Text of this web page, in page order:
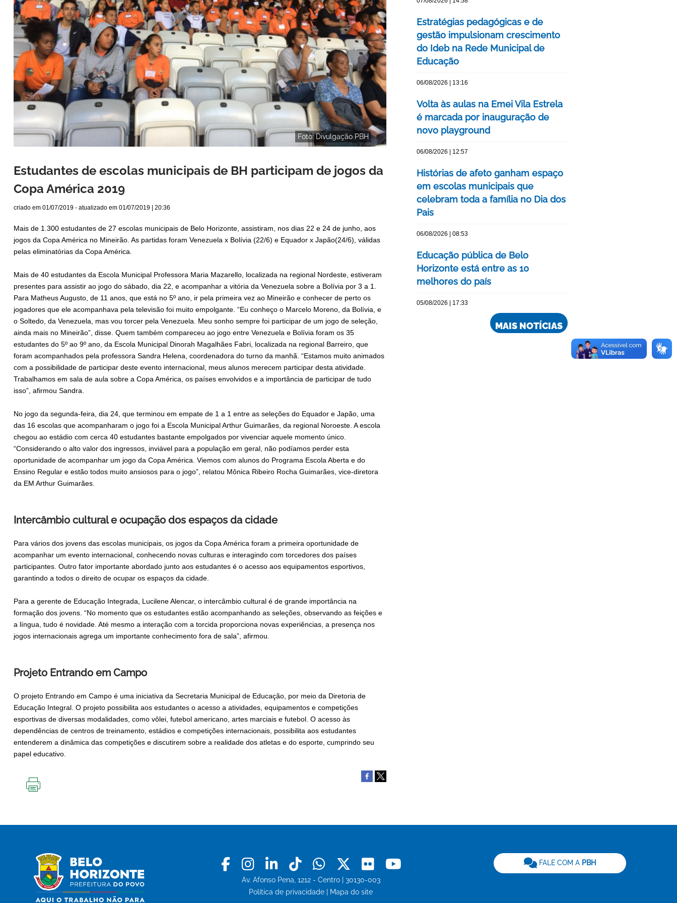
Foto: Divulgação PBH
Estudantes de escolas municipais de BH participam de jogos da
Copa América 2019
criado em 01/07/2019 - atualizado em 01/07/2019 | 20:36
Mais de 1.300 estudantes de 27 escolas municipais de Belo Horizonte, assistiram, nos dias 22 e 24 de junho, aos
jogos da Copa América no Mineirão. As partidas foram Venezuela x Bolívia (22/6) e Equador x Japão(24/6), válidas
pelas eliminatórias da Copa América.
Mais de 40 estudantes da Escola Municipal Professora Maria Mazarello, localizada na regional Nordeste, estiveram
presentes para assistir ao jogo do sábado, dia 22, e acompanhar a vitória da Venezuela sobre a Bolívia por 3 a 1.
Para Matheus Augusto, de 11 anos, que está no 5º ano, ir pela primeira vez ao Mineirão e conhecer de perto os
jogadores que ele acompanhava pela televisão foi muito empolgante. “Eu conheço o Marcelo Moreno, da Bolívia, e
o Soltedo, da Venezuela, mas vou torcer pela Venezuela. Meu sonho sempre foi participar de um jogo de seleção,
ainda mais no Mineirão”, disse. Quem também compareceu ao jogo entre Venezuela e Bolívia foram os 35
estudantes do 5º ao 9º ano, da Escola Municipal Dinorah Magalhães Fabri, localizada na regional Barreiro, que
foram acompanhados pela professora Sandra Helena, coordenadora do turno da manhã. “Estamos muito animados
com a possibilidade de participar deste evento internacional, meus alunos merecem participar desta atividade.
Trabalhamos em sala de aula sobre a Copa América, os países envolvidos e a importância de participar de tudo
isso”, afirmou Sandra.
No jogo da segunda-feira, dia 24, que terminou em empate de 1 a 1 entre as seleções do Equador e Japão, uma
das 16 escolas que acompanharam o jogo foi a Escola Municipal Arthur Guimarães, da regional Noroeste. A escola
chegou ao estádio com cerca 40 estudantes bastante empolgados por vivenciar aquele momento único.
“Considerando o alto valor dos ingressos, inviável para a população em geral, não podíamos perder esta
oportunidade de acompanhar um jogo da Copa América. Viemos com alunos do Programa Escola Aberta e do
Ensino Regular e estão todos muito ansiosos para o jogo”, relatou Mônica Ribeiro Rocha Guimarães, vice-diretora
da EM Arthur Guimarães.
Intercâmbio cultural e ocupação dos espaços da cidade
Para vários dos jovens das escolas municipais, os jogos da Copa América foram a primeira oportunidade de
acompanhar um evento internacional, conhecendo novas culturas e interagindo com torcedores dos países
participantes. Outro fator importante abordado junto aos estudantes é o acesso aos equipamentos esportivos,
garantindo a todos o direito de ocupar os espaços da cidade.
Para a gerente de Educação Integrada, Lucilene Alencar, o intercâmbio cultural é de grande importância na
formação dos jovens. “No momento que os estudantes estão acompanhando as seleções, observando as feições e
a língua, tudo é novidade. Até mesmo a interação com a torcida proporciona novas experiências, a presença nos
jogos internacionais agrega um importante conhecimento fora de sala”, afirmou.
Projeto Entrando em Campo
O projeto Entrando em Campo é uma iniciativa da Secretaria Municipal de Educação, por meio da Diretoria de
Educação Integral. O projeto possibilita aos estudantes o acesso a atividades, equipamentos e competições
esportivas de diversas modalidades, como vôlei, futebol americano, artes marciais e futebol. O acesso às
dependências de centros de treinamento, estádios e competições internacionais, possibilita aos estudantes
entenderem a dinâmica das competições e discutirem sobre a realidade dos atletas e do esporte, cumprindo seu
papel educativo.
Estratégias pedagógicas e de
gestão impulsionam crescimento
do Ideb na Rede Municipal de
Educação
06/08/2026 | 13:16
Volta às aulas na Emei Vila Estrela
é marcada por inauguração de
novo playground
06/08/2026 | 12:57
Histórias de afeto ganham espaço
em escolas municipais que
celebram toda a família no Dia dos
Pais
06/08/2026 | 08:53
Educação pública de Belo
Horizonte está entre as 10
melhores do país
05/08/2026 | 17:33
MAIS NOTÍCIAS
Facebook
Instagram
LinkedinTiktokWhatsapp
X Flickr
Av. Afonso Pena, 1212 - Centro | 30130-003
Política de privacidade
Mapa do site
FALE COM A PBH